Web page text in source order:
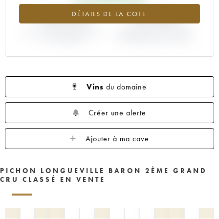
1955 1954 1953
DÉTAILS DE LA COTE
+46.34% -29.36%
Vins du domaine
Créer une alerte
Ajouter à ma cave
PICHON LONGUEVILLE BARON 2ÈME GRAND
CRU CLASSÉ EN VENTE